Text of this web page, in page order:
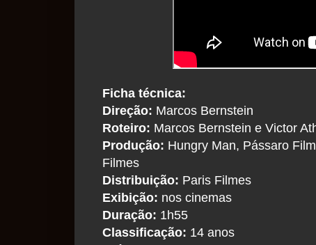
Ficha técnica:
Direção: Marcos Bernstein
Roteiro: Marcos Bernstein e Victor
Produção: Hungry Man, Pássaro
Filmes
Distribuição: Paris Filmes
Exibição: nos cinemas
Duração: 1h55
Classificação: 14 anos